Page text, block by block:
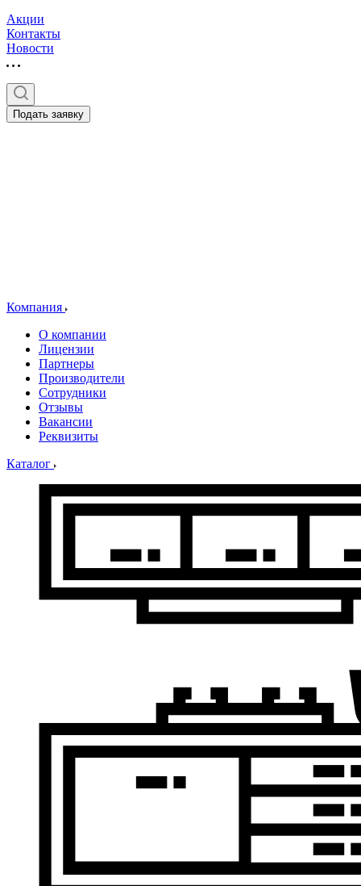
Акции
Контакты
Новости
Подать заявку
Компания
О компании
Лицензии
Партнеры
Производители
Сотрудники
Отзывы
Вакансии
Реквизиты
Каталог